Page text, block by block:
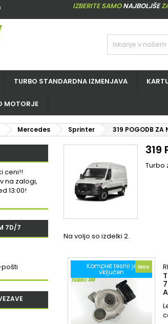
IZBERITE SAMONAJBOLJŠE
TURBO STANDARDNA IZMENJAVA
MOTORJE
Mercedes Sprinter 319 POGODB ZA
ceni!!
na zalogi,
13:00!
7D/7
319
Turbo
Na voljo so izdelki 2.
Komplet tesnil je
vključen
Nov